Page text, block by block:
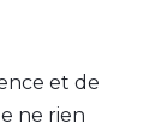
et de
ne rien